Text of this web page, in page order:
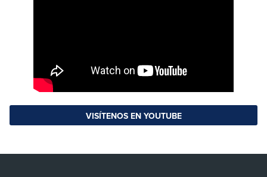
VISÍTENOS EN YOUTUBE